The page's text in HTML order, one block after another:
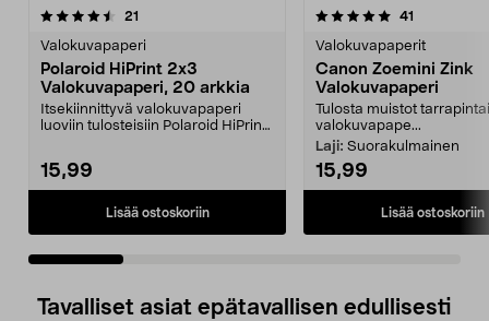
21
Valokuvapaperi
Polaroid HiPrint 2x3
Valokuvapaperi, 20 arkkia
Itsekiinnittyvä valokuvapaperi
luoviin tulosteisiin Polaroid HiPrint
15,99
Lisää ostoskoriin
5.0 viidestä
41
Valokuvapaperit
Canon Zoemini Zink
Valokuvapaperi
Tulosta muistot
valokuvapape...
Laji: Suorakulmainen
15,99
Lisää ostoskoriin
4.5 viidestä
Tavalliset asiat epätavallisen edullisesti